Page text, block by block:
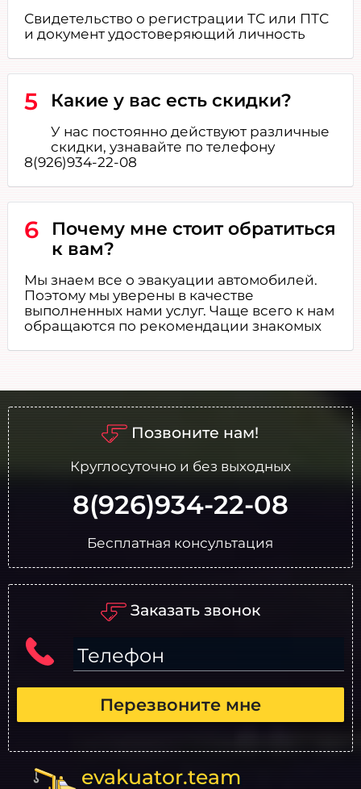
Свидетельство о регистрации ТС или ПТС
и документ удостоверяющий личность
5 Какие у вас есть скидки?
У нас постоянно действуют различные
скидки, узнавайте по телефону
8(926)934-22-08
6
Почему мне стоит обратиться
к вам?
Мы знаем все о эвакуации автомобилей.
Поэтому мы уверены в качестве
выполненных нами услуг. Чаще всего к нам
обращаются по рекомендации знакомых
Позвоните нам!
Круглосуточно и без выходных
8(926)934-22-08
Бесплатная консультация
Заказать звонок
Телефон
Перезвоните мне
evakuator.team